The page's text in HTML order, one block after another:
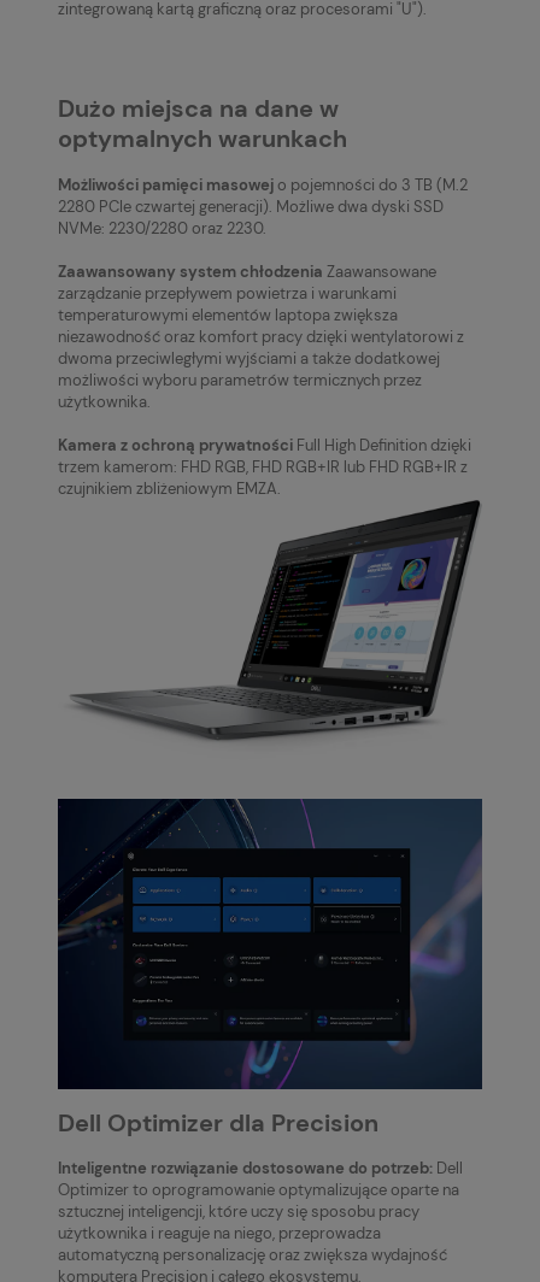
zintegrowaną kartą graficzną oraz procesorami "U").
Dużo miejsca na dane w
optymalnych warunkach
Możliwości pamięci masowejo pojemności do 3 TB (M.2
2280 PCIe czwartej generacji). Możliwe dwa dyski SSD
NVMe: 2230/2280 oraz 2230.
Zaawansowany system chłodzenia Zaawansowane
zarządzanie przepływem powietrza i warunkami
temperaturowymi elementów laptopa zwiększa
niezawodność oraz komfort pracy dzięki wentylatorowi z
dwoma przeciwległymi wyjściami a także dodatkowej
możliwości wyboru parametrów termicznych przez
użytkownika.
Kamera z ochroną prywatności Full High Definition dzięki
trzem kamerom: FHD RGB, FHD RGB+IR lub FHD RGB+IR z
czujnikiem zbliżeniowym EMZA.
Dell Optimizer dla Precision
Inteligentne rozwiązanie dostosowane do potrzeb: Dell
Optimizer to oprogramowanie optymalizujące oparte na
sztucznej inteligencji, które uczy się sposobu pracy
użytkownika i reaguje na niego, przeprowadza
automatyczną personalizację oraz zwiększa wydajność
komputera Precision i całego ekosystemu.